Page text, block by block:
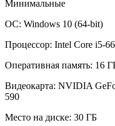
Минимальные
ОС: Windows 10 (64-bit)
Процессор: Intel Core i5-
Оперативная память: 16
Видеокарта: NVIDIA
590
Место на диске: 30 ГБ